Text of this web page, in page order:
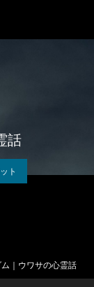
話
ト
｜ウワサの心霊話